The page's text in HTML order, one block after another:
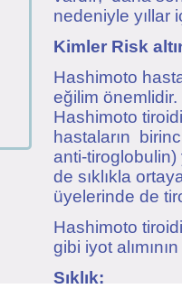
nedeniyle yıllar
Kimler Risk
Hashimoto
eğilim
Hashimoto
hastaların
anti-
de sıklıkla
üyelerinde de
Hashimoto
gibi iyot
Sıklık: